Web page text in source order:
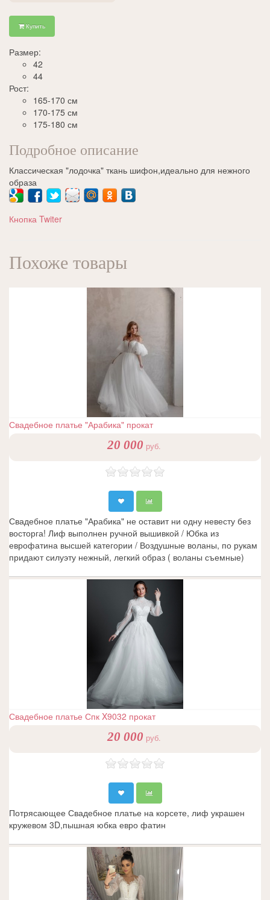
Купить
Размер:
42
44
Рост:
165-170 см
170-175 см
175-180 см
Подробное описание
Классическая "лодочка" ткань шифон,идеально для нежного
образа
Кнопка Twiter
Похоже товары
Свадебное платье "Арабика" прокат
20 000 руб.
Свадебное платье "Арабика" не оставит ни одну невесту без
восторга! Лиф выполнен ручной вышивкой / Юбка из
еврофатина высшей категории / Воздушные воланы, по рукам
придают силуэту нежный, легкий образ ( воланы съемные)
Свадебное платье Спк X9032 прокат
20 000 руб.
Потрясающее Свадебное платье на корсете, лиф украшен
кружевом 3D,пышная юбка евро фатин